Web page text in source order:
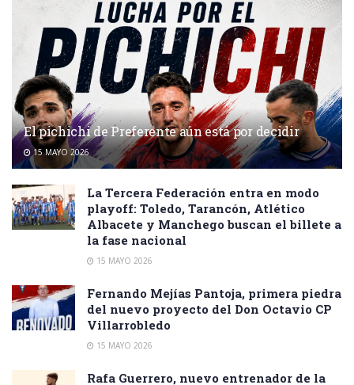
El pichichi de Preferente aún está por decidir
15 MAYO 2026
La Tercera Federación entra en modo
playoff: Toledo, Tarancón, Atlético
Albacete y Manchego buscan el billete a
la fase nacional
15 MAYO 2026
Fernando Mejías Pantoja, primera piedra
del nuevo proyecto del Don Octavio CP
Villarrobledo
15 MAYO 2026
Rafa Guerrero, nuevo entrenador de la